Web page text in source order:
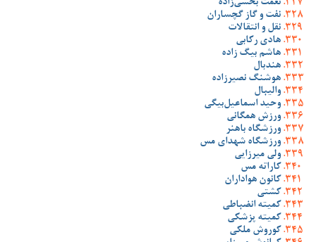
نعمت بخشی‌زاده
نفت و گاز گچساران
نقل و انتقالات
هادی رکابی
هاشم بیگ زاده
هندبال
هوشنگ نصیرزاده
والیبال
وحید اسماعیل‌بیگی
ورزش همگانی
ورزشگاه باهنر
ورزشگاه شهدای مس
ولی میرزایی
کاراته مس
کانون هواداران
کشتی
کمیته انضباطی
کمیته پزشکی
کوروش ملکی